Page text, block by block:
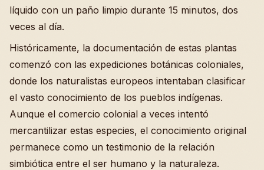
líquido con un paño limpio durante 15 minutos, dos
veces al día.
Históricamente, la documentación de estas plantas
comenzó con las expediciones botánicas coloniales,
donde los naturalistas europeos intentaban clasificar
el vasto conocimiento de los pueblos indígenas.
Aunque el comercio colonial a veces intentó
mercantilizar estas especies, el conocimiento original
permanece como un testimonio de la relación
simbiótica entre el ser humano y la naturaleza.